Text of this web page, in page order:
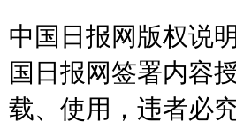
中国日报网版权说
国日报网签署内容
载、使用，违者必